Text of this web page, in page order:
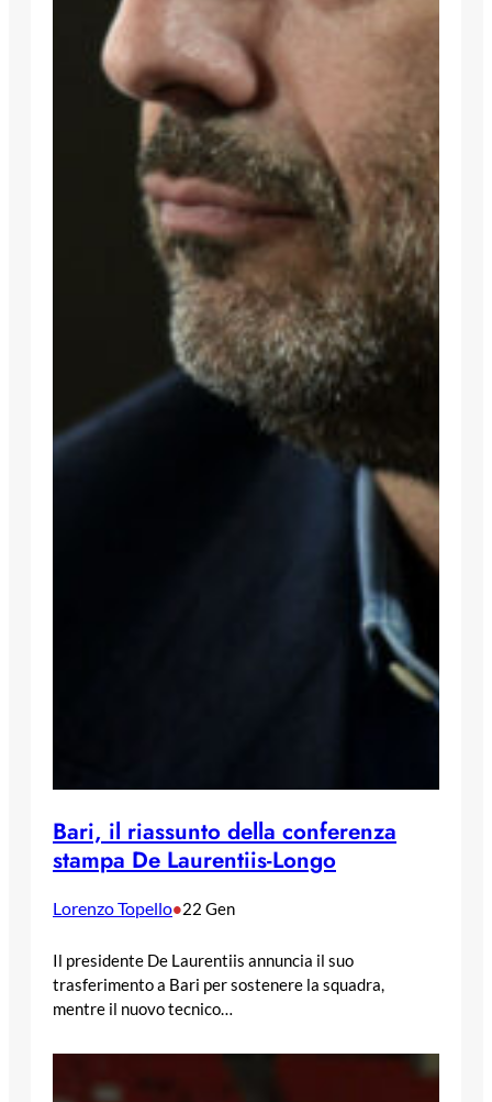
Bari, il riassunto della conferenza
stampa De Laurentiis-Longo
Lorenzo Topello•22 Gen
Il presidente De Laurentiis annuncia il suo
trasferimento a Bari per sostenere la squadra,
mentre il nuovo tecnico…